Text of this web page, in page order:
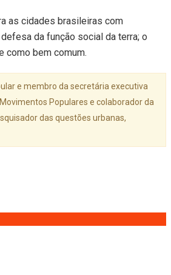
as cidades brasileiras com
da função social da terra; o
como bem comum.
e membro da secretária executiva
Populares e colaborador da
das questões urbanas,